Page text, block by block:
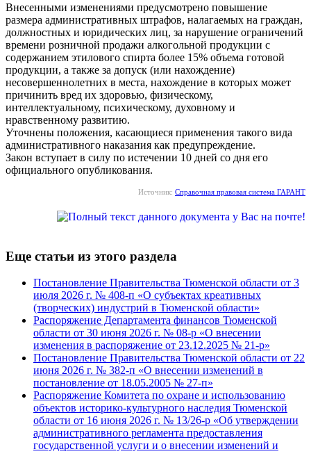
Внесенными изменениями предусмотрено повышение
размера административных штрафов, налагаемых на граждан,
должностных и юридических лиц, за нарушение ограничений
времени розничной продажи алкогольной продукции с
содержанием этилового спирта более 15% объема готовой
продукции, а также за допуск (или нахождение)
несовершеннолетних в места, нахождение в которых может
причинить вред их здоровью, физическому,
интеллектуальному, психическому, духовному и
нравственному развитию.
Уточнены положения, касающиеся применения такого вида
административного наказания как предупреждение.
Закон вступает в силу по истечении 10 дней со дня его
официального опубликования.
Источник: Справочная правовая система ГАРАНТ
Еще статьи из этого раздела
Постановление Правительства Тюменской области от 3
июля 2026 г. № 408-п «О субъектах креативных
(творческих) индустрий в Тюменской области»
Распоряжение Департамента финансов Тюменской
области от 30 июня 2026 г. № 08-р «О внесении
изменения в распоряжение от 23.12.2025 № 21-р»
Постановление Правительства Тюменской области от 22
июня 2026 г. № 382-п «О внесении изменений в
постановление от 18.05.2005 № 27-п»
Распоряжение Комитета по охране и использованию
объектов историко-культурного наследия Тюменской
области от 16 июня 2026 г. № 13/26-р «Об утверждении
административного регламента предоставления
государственной услуги и о внесении изменений и